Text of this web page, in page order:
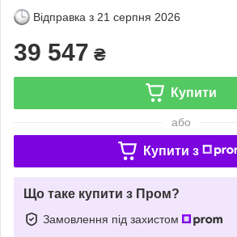
Відправка з 21 серпня 2026
39 547 ₴
Купити
або
Купити з
Що таке купити з Пром?
Замовлення під захистом